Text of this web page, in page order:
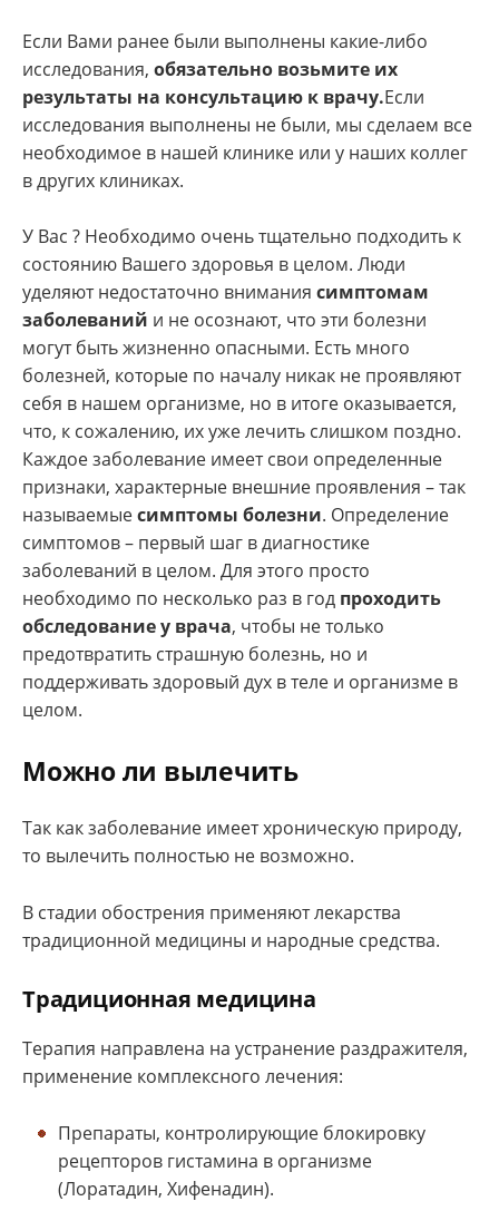
Если Вами ранее были выполнены какие-либо
исследования, обязательно возьмите их
результаты на консультацию к врачу.Если
исследования выполнены не были, мы сделаем все
необходимое в нашей клинике или у наших коллег
в других клиниках.
У Вас ? Необходимо очень тщательно подходить к
состоянию Вашего здоровья в целом. Люди
уделяют недостаточно внимания симптомам
заболеваний и не осознают, что эти болезни
могут быть жизненно опасными. Есть много
болезней, которые по началу никак не проявляют
себя в нашем организме, но в итоге оказывается,
что, к сожалению, их уже лечить слишком поздно.
Каждое заболевание имеет свои определенные
признаки, характерные внешние проявления – так
называемыесимптомы болезни. Определение
симптомов – первый шаг в диагностике
заболеваний в целом. Для этого просто
необходимо по несколько раз в год проходить
обследование у врача, чтобы не только
предотвратить страшную болезнь, но и
поддерживать здоровый дух в теле и организме в
целом.
Можно ли вылечить
Так как заболевание имеет хроническую природу,
то вылечить полностью не возможно.
В стадии обострения применяют лекарства
традиционной медицины и народные средства.
Традиционная медицина
Терапия направлена на устранение раздражителя,
применение комплексного лечения:
Препараты, контролирующие блокировку
рецепторов гистамина в организме
(Лоратадин, Хифенадин).